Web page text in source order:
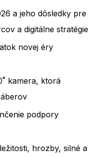
a jeho dôsledky pre
a digitálne stratégie
novej éry
kamera, ktorá
podpory
hrozby, silné a